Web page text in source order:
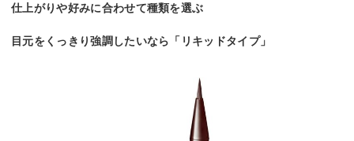
仕上がりや好みに合わせて種類を選ぶ
目元をくっきり強調したいなら「リキッドタイプ」